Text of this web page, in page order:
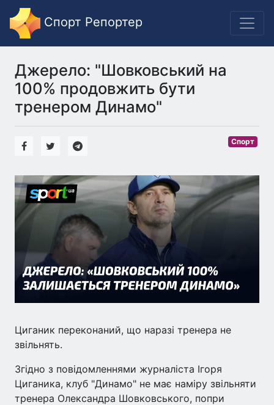
Спорт Репортер
Джерело: "Шовковський на
100% продовжить бути
тренером Динамо"
Спорт
Циганик переконаний, що наразі тренера не
звільнять.
Згідно з повідомленнями журналіста Ігоря
Циганика, клуб "Динамо" не має наміру звільняти
тренера Олександра Шовковського, попри